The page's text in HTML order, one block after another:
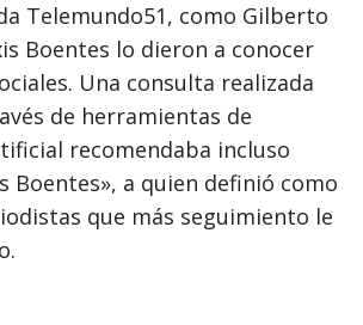
Telemundo51, como Gilberto
Boentes lo dieron a conocer
Una consulta realizada
de herramientas de
recomendaba incluso
Boentes», a quien definió como
que más seguimiento le